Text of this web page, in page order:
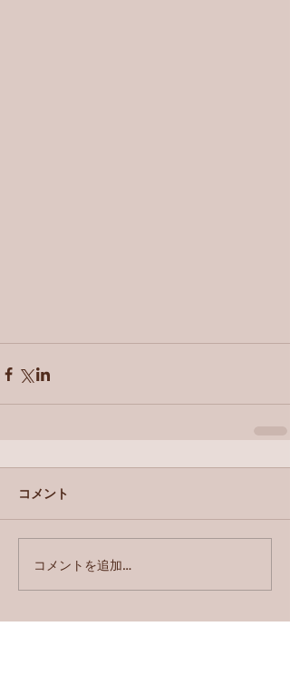
コメント
コメントを追加…